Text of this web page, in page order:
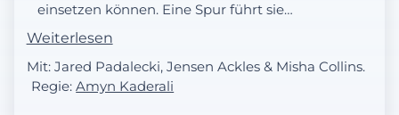
einsetzen können. Eine Spur führt sie
ausgerechnet zu Jo und zu einem
Geheimnis, das möglicherweise einst mit
Ruby gestorben ist. Castiel bittet Jack um
einen außerordentlichen Gefallen.
Weiterlesen
Mit: Jared Padalecki, Jensen Ackles & Misha Collins.
Regie:Amyn Kaderali